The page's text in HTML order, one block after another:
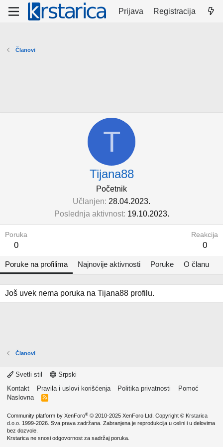
Prijava Registracija
Članovi
T
Tijana88
Početnik
Učlanjen 28.04.2023.
Poslednja aktivnost 19.10.2023.
Poruka
0
Reakcija
0
Poruke na profilima Najnovije aktivnosti Poruke O članu
Još uvek nema poruka na Tijana88 profilu.
Članovi
Svetli stil
Srpski
Kontakt
Pravila i uslovi korišćenja Politika privatnosti
Pomoć
Naslovna
R
Community platform by XenForo® © 2010-2025 XenForo Ltd. Copyright © Krstarica
d.o.o. 1999-2026. Sva prava zadržana. Zabranjena je reprodukcija u celini i u delovima
bez dozvole.
Krstarica ne snosi odgovornost za sadržaj poruka.